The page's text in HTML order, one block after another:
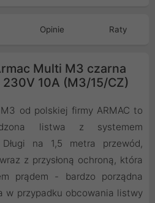
Opinie Raty
Multi M3 czarna
230V 10A (M3/15/CZ)
od polskiej firmy ARMAC to
listwa z systemem
Długi na 1,5 metra przewód,
z przysłoną ochroną, która
prądem - bardzo porządna
w przypadku obcowania listwy